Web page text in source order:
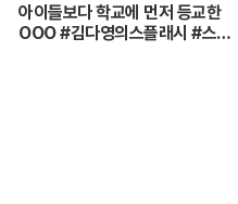
아이들보다 학교에 먼저 등교한
OOO #김다영의스플래시 #스브